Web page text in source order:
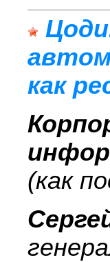
как
(как